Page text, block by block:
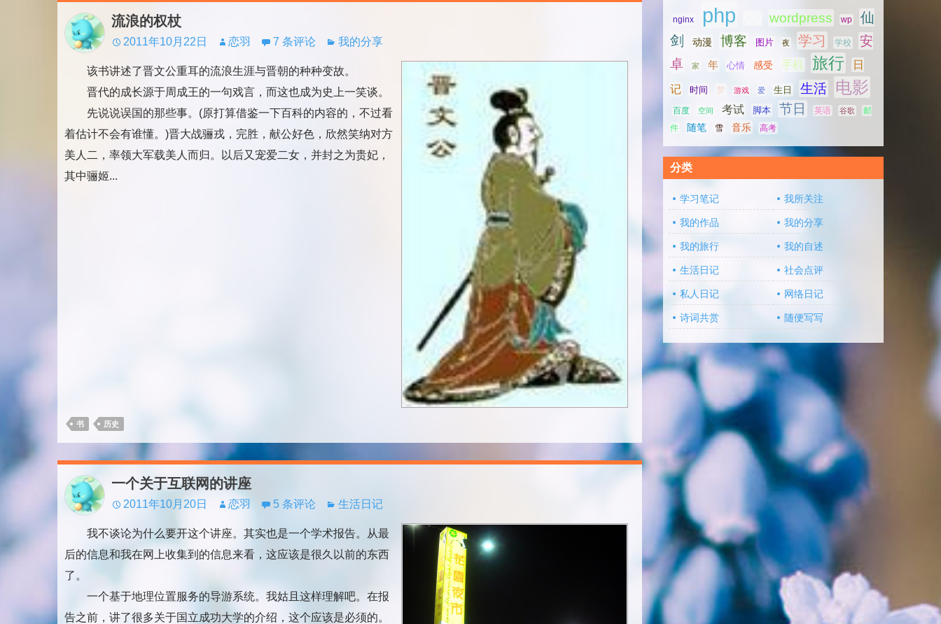
流浪的权杖
2011年10月22日 恋羽 7 条评论 我的分享
该书讲述了晋文公重耳的流浪生涯与晋朝的种种变故。
晋代的成长源于周成王的一句戏言，而这也成为史上一笑谈。
先说说误国的那些事。(原打算借鉴一下百科的内容的，不过看
着估计不会有谁懂。)晋大战骊戎，完胜，献公好色，欣然笑纳对方
美人二，率领大军载美人而归。以后又宠爱二女，并封之为贵妃，
其中骊姬...
书 历史
一个关于互联网的讲座
2011年10月20日 恋羽 5 条评论 生活日记
我不谈论为什么要开这个讲座。其实也是一个学术报告。从最
后的信息和我在网上收集到的信息来看，这应该是很久以前的东西
了。
一个基于地理位置服务的导游系统。我姑且这样理解吧。在报
告之前，讲了很多关于国立成功大学的介绍，这个应该是必须的。
nginx php wordpress wp
仙
剑
动漫 博客 图片 夜 学习 学校
安
卓
家 年 心情 感受 手机 旅行 日
记 时间 梦 游戏 爱 生日 生活 电影
百度 空间 考试 脚本 节日 英语 谷歌 邮
件 随笔 雪 音乐 高考
分类
学习笔记 我所关注
我的作品 我的分享
我的旅行 我的自述
生活日记 社会点评
私人日记 网络日记
诗词共赏 随便写写